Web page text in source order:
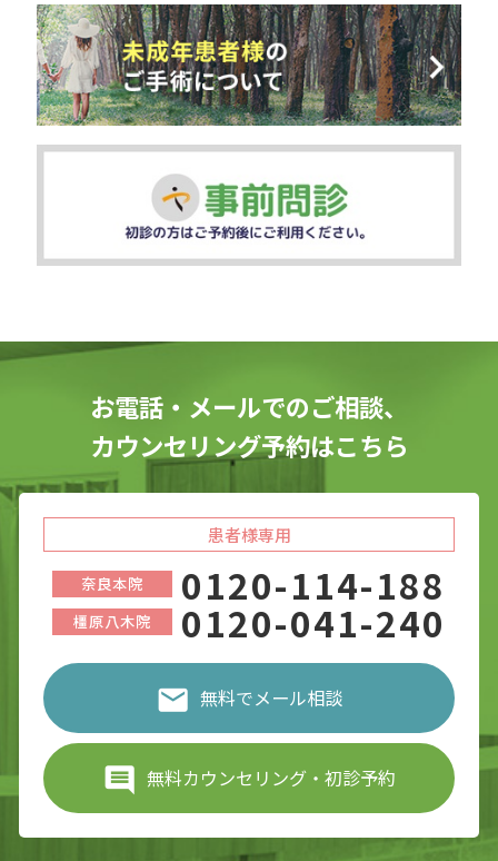
お電話・メールでのご相談、
カウンセリング予約はこちら
患者様専用
奈良本院 0120-114-188
橿原八木院 0120-041-240
無料でメール相談
無料カウンセリング・初診予約